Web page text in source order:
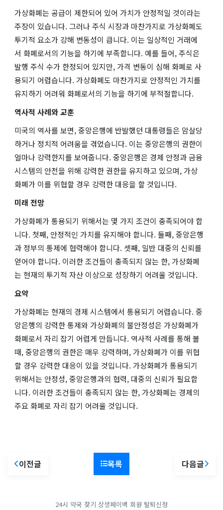
가상화폐는 공급이 제한되어 있어 가치가 안정적일 것이라는
주장이 있습니다. 그러나 주식 시장과 마찬가지로 가상화폐도
투기적 요소가 강해 변동성이 큽니다. 이는 일상적인 거래에
서 화폐로서의 기능을 하기에 부족합니다. 예를 들어, 주식은
발행 주식 수가 한정되어 있지만, 가격 변동이 심해 화폐로 사
용되기 어렵습니다. 가상화폐도 마찬가지로 안정적인 가치를
유지하기 어려워 화폐로서의 기능을 하기에 부적절합니다.
역사적 사례와 교훈
미국의 역사를 보면, 중앙은행에 반발했던 대통령들은 암살당
하거나 정치적 어려움을 겪었습니다. 이는 중앙은행의 권한이
얼마나 강력한지를 보여줍니다. 중앙은행은 경제 안정과 금융
시스템의 안전을 위해 강력한 권한을 유지하고 있으며, 가상
화폐가 이를 위협할 경우 강력한 대응을 할 것입니다.
미래 전망
가상화폐가 통용되기 위해서는 몇 가지 조건이 충족되어야 합
니다. 첫째, 안정적인 가치를 유지해야 합니다. 둘째, 중앙은행
과 정부의 통제에 협력해야 합니다. 셋째, 일반 대중의 신뢰를
얻어야 합니다. 이러한 조건들이 충족되지 않는 한, 가상화폐
는 현재의 투기적 자산 이상으로 성장하기 어려울 것입니다.
요약
가상화폐는 현재의 경제 시스템에서 통용되기 어렵습니다. 중
앙은행의 강력한 통제와 가상화폐의 불안정성은 가상화폐가
화폐로서 자리 잡기 어렵게 만듭니다. 역사적 사례를 통해 볼
때, 중앙은행의 권한은 매우 강력하며, 가상화폐가 이를 위협
할 경우 강력한 대응이 있을 것입니다. 가상화폐가 통용되기
위해서는 안정성, 중앙은행과의 협력, 대중의 신뢰가 필요합
니다. 이러한 조건들이 충족되지 않는 한, 가상화폐는 경제의
주요 화폐로 자리 잡기 어려울 것입니다.
이전글 목록 다음글
24시 약국 찾기 상생페이백 회원 탈퇴신청